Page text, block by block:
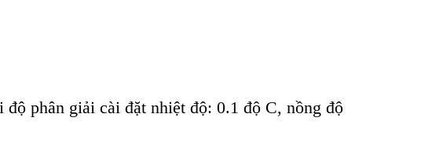
phân giải cài đặt nhiệt độ: 0.1 độ C, nồng độ